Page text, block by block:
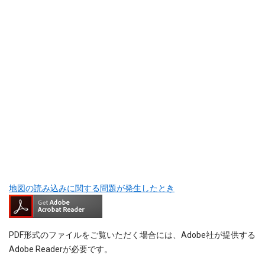
地図の読み込みに関する問題が発生したとき
PDF形式のファイルをご覧いただく場合には、Adobe社が提供する
Adobe Readerが必要です。